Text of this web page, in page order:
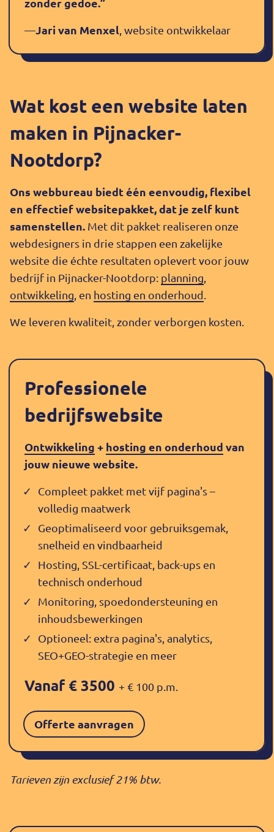
—Jari van Menxel , website ontwikkelaar
Wat kost een website laten
maken in Pijnacker-
Nootdorp?
Ons webbureau biedt één eenvoudig, flexibel
en effectief websitepakket, dat je zelf kunt
samenstellen. Met dit pakket realiseren onze
webdesigners in drie stappen een zakelijke
website die échte resultaten oplevert voor jouw
bedrijf in Pijnacker-Nootdorp: planning
ontwikkeling , en hosting en onderhoud
We leveren kwaliteit, zonder verborgen kosten.
Professionele
bedrijfswebsite
Ontwikkeling + hosting en onderhoud van
jouw nieuwe website.
Compleet pakket met vijf pagina's –
volledig maatwerk
Geoptimaliseerd voor gebruiksgemak,
snelheid en vindbaarheid
Hosting, SSL-certificaat, back-ups en
technisch onderhoud
Monitoring, spoedondersteuning en
inhoudsbewerkingen
Optioneel: extra pagina's, analytics,
SEO+GEO-strategie en meer
Vanaf€ 3500 + € 100 p.m.
Offerte aanvragen
Tarieven zijn exclusief 21% btw.